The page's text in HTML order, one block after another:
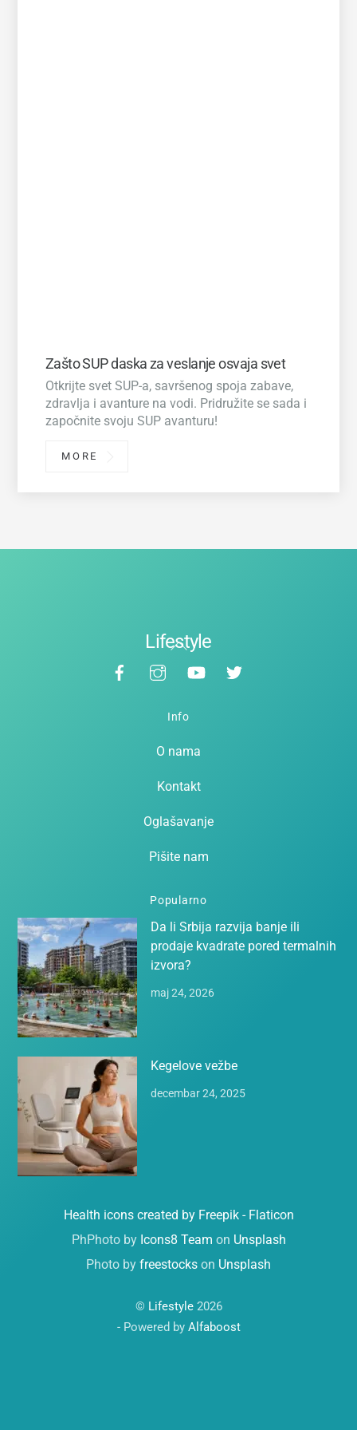
Zašto SUP daska za veslanje osvaja svet
Otkrijte svet SUP-a, savršenog spoja zabave,
zdravlja i avanture na vodi. Pridružite se sada i
započnite svoju SUP avanturu!
MORE
Back
To
Lifestyle
FacebookInstagramYouTube
Info
O nama
Kontakt
Oglašavanje
Pišite nam
Popularno
Da li Srbija razvija banje ili
prodaje kvadrate pored termalnih
izvora?
maj 24, 2026
Kegelove vežbe
decembar 24, 2025
Health icons created by Freepik - Flaticon
PhPhoto by Icons8 Team on Unsplash
Photo by freestocks on Unsplash
© Lifestyle2026
- Powered by Alfaboost